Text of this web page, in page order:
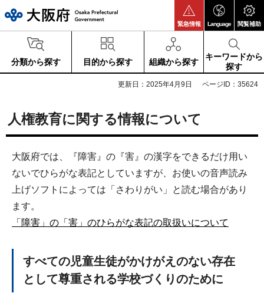
緊急情報 Language 閲覧補助
分類から探す 目的から探す 組織から探す
キーワードから
探す
更新日：2025年4月9日 ページID：35624
人権教育に関する情報について
大阪府では、『障害』の『害』の漢字をできるだけ用い
ないでひらがな表記としていますが、お使いの音声読み
上げソフトによっては「さわりがい」と読む場合があり
ます。
「障害」の「害」のひらがな表記の取扱いについて
すべての児童生徒がかけがえのない存在
として尊重される学校づくりのために